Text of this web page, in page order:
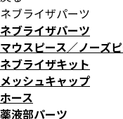
ネブライザパーツ
ネブライザパーツ
マウスピース／ノーズ
ネブライザキット
メッシュキャップ
ホース
薬液部パーツ